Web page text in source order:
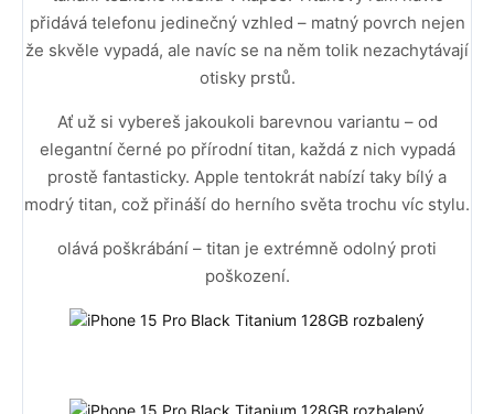
přidává telefonu jedinečný vzhled – matný povrch nejen
že skvěle vypadá, ale navíc se na něm tolik nezachytávají
otisky prstů.
Ať už si vybereš jakoukoli barevnou variantu – od
elegantní černé po přírodní titan, každá z nich vypadá
prostě fantasticky. Apple tentokrát nabízí taky bílý a
modrý titan, což přináší do herního světa trochu víc stylu.
olává poškrábání – titan je extrémně odolný proti
poškození.